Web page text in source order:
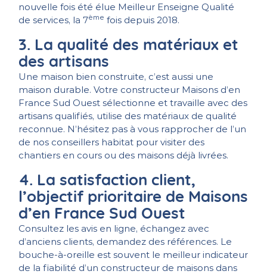
nouvelle fois été élue Meilleur Enseigne Qualité
de services, la 7ème fois depuis 2018.
3. La qualité des matériaux et
des artisans
Une maison bien construite, c’est aussi une
maison durable. Votre constructeur Maisons d’en
France Sud Ouest sélectionne et travaille avec des
artisans qualifiés, utilise des matériaux de qualité
reconnue. N’hésitez pas à vous rapprocher de l’un
de nos conseillers habitat pour visiter des
chantiers en cours ou des maisons déjà livrées.
4. La satisfaction client,
l’objectif prioritaire de Maisons
d’en France Sud Ouest
Consultez les avis en ligne, échangez avec
d’anciens clients, demandez des références. Le
bouche-à-oreille est souvent le meilleur indicateur
de la fiabilité d’un constructeur de maisons dans